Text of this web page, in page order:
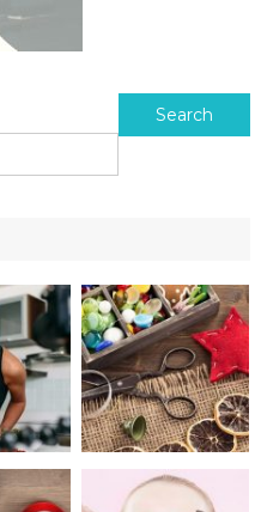
Search for: